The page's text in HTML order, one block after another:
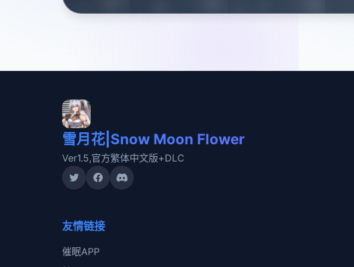
雪月花|Snow Moon Flower
Ver1.5,官方繁体中文版+DLC
友情链接
催眠APP